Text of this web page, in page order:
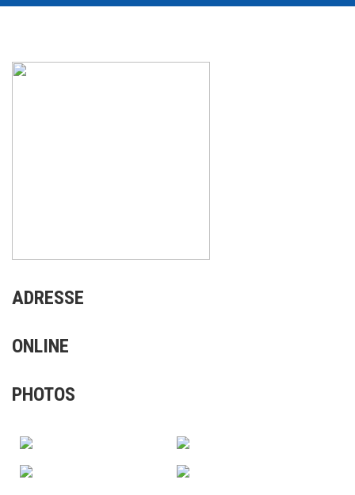
ADRESSE
ONLINE
PHOTOS